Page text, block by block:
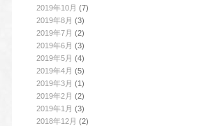
2019年10月 (7)
2019年8月 (3)
2019年7月 (2)
2019年6月 (3)
2019年5月 (4)
2019年4月 (5)
2019年3月 (1)
2019年2月 (2)
2019年1月 (3)
2018年12月 (2)